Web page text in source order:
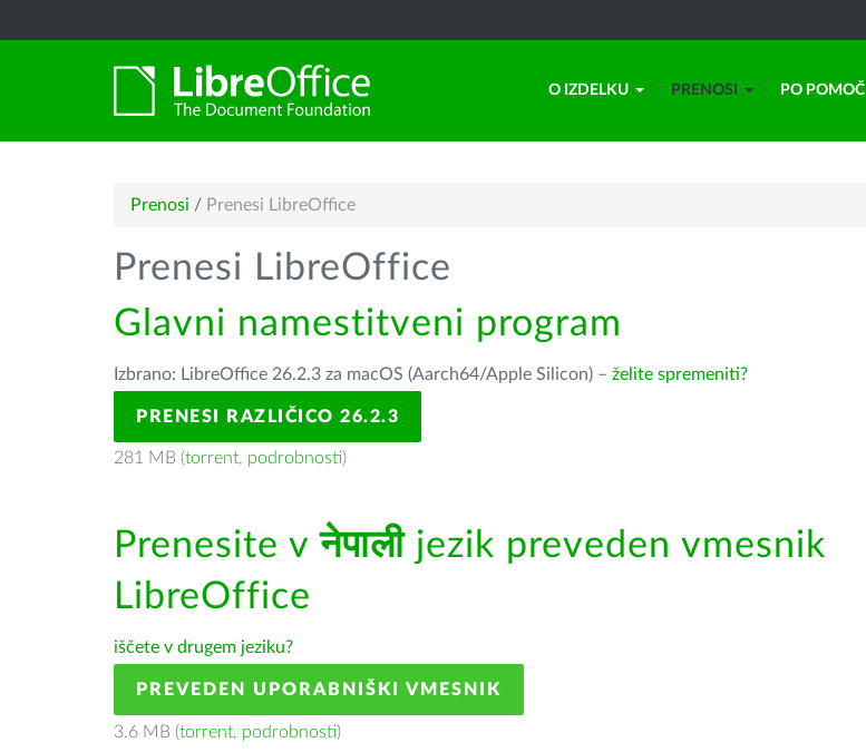
O IZDELKU PRENOSI PO POMOČ
Prenosi / Prenesi LibreOffice
Prenesi LibreOffice
Glavni namestitveni program
Izbrano: LibreOffice 26.2.3 za macOS (Aarch64/Apple Silicon) – želite spremeniti?
PRENESI RAZLIČICO 26.2.3
281 MB (torrent, podrobnosti)
Prenesite vनेपालीjezik preveden vmesnik
LibreOffice
iščete v drugem jeziku?
PREVEDEN UPORABNIŠKI VMESNIK
3.6 MB (torrent, podrobnosti)